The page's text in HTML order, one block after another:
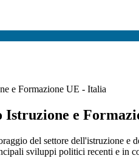
e Formazione UE - Italia
e
del settore dell'istruzione e
sviluppi politici recenti e in